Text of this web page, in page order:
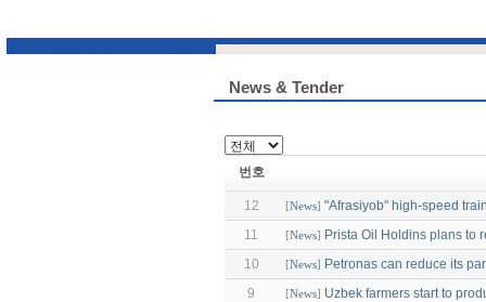
News & Tender
번호
12 [News] "Afrasiyob" high-speed
11
[News]
Prista Oil Holdins plans to
10
[News]
Petronas can reduce its
9
[News] Uzbek farmers start to